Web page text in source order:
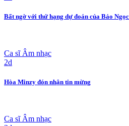
Bất ngờ với thứ hạng dự đoán của Bảo
Ca sĩ Âm nhạc
2d
Hòa Minzy đón nhận tin mừng
Ca sĩ Âm nhạc